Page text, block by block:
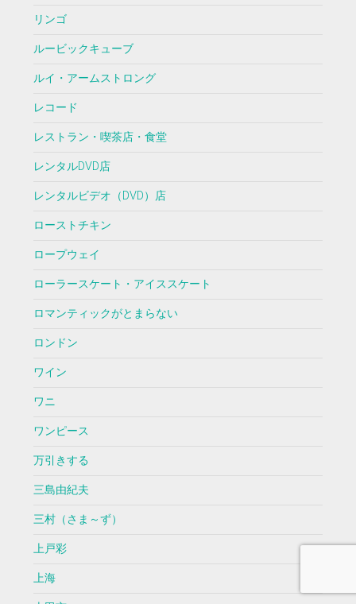
リンゴ
ルービックキューブ
ルイ・アームストロング
レコード
レストラン・喫茶店・食堂
レンタルDVD店
レンタルビデオ（DVD）店
ローストチキン
ロープウェイ
ローラースケート・アイススケート
ロマンティックがとまらない
ロンドン
ワイン
ワニ
ワンピース
万引きする
三島由紀夫
三村（さま～ず）
上戸彩
上海